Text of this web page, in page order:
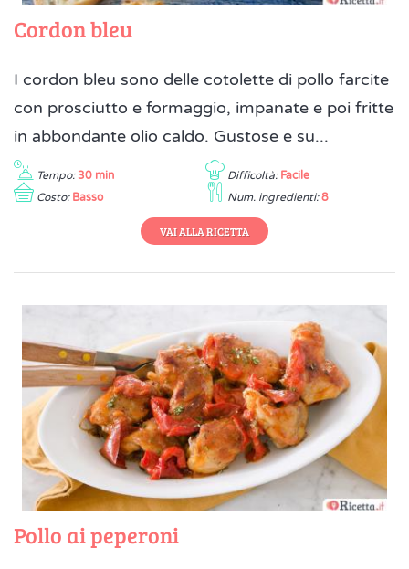
Cordon bleu
I cordon bleu sono delle cotolette di pollo farcite
con prosciutto e formaggio, impanate e poi fritte
in abbondante olio caldo. Gustose e su...
Tempo: 30 min Difficoltà: Facile
Costo: Basso Num. ingredienti: 8
VAI ALLA RICETTA
Pollo ai peperoni